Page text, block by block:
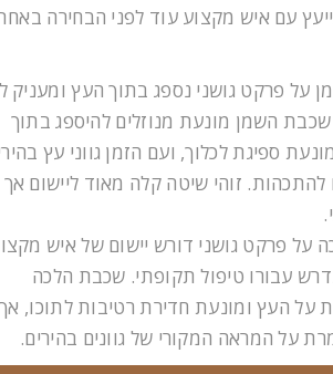
עם איש מקצוע עוד לפני הבחירה
על פרקט גושני נספג בתוך העץ ומעניק
השמן מונעת מנוזלים להיספג בתוך
ספיגת לכלוך, ועם הזמן גווני עץ
להתכהות. זוהי שיטה קלה מאוד ליישום אך
על פרקט גושני דורש יישום של איש
עבורו טיפול תקופתי. שכבת הלכה
על העץ ומונעת חדירת רטיבות לתוכו, אך
על המראה המקורי של גוונים בהירים.